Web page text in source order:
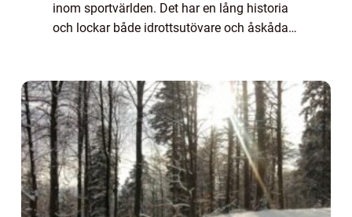
inom sportvärlden. Det har en lång historia
och lockar både idrottsutövare och åskådare